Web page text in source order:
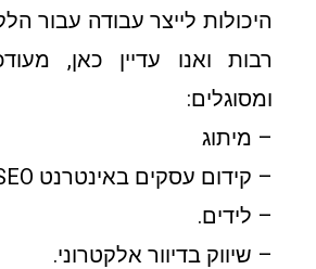
היכולות לייצר עבודה עבור
רבות ואנו עדיין כאן,
ומסוגלים:
– מיתוג
– קידום עסקים באינטרנט SEO.
– לידים.
– שיווק בדיוור אלקטרוני.